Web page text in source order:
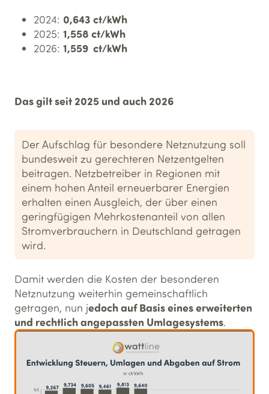
2024: 0,643 ct/kWh
2025: 1,558 ct/kWh
2026: 1,559 ct/kWh
Das gilt seit 2025 und auch 2026
Der Aufschlag für besondere Netznutzung soll
bundesweit zu gerechteren Netzentgelten
beitragen. Netzbetreiber in Regionen mit
einem hohen Anteil erneuerbarer Energien
erhalten einen Ausgleich, der über einen
geringfügigen Mehrkostenanteil von allen
Stromverbrauchern in Deutschland getragen
wird.
Damit werden die Kosten der besonderen
Netznutzung weiterhin gemeinschaftlich
getragen, nun jedoch auf Basis eines erweiterten
und rechtlich angepassten Umlagesystems.